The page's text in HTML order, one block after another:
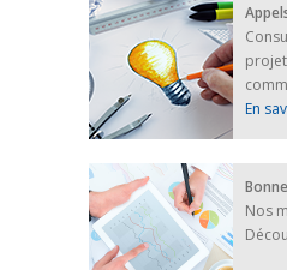
Afin d’accompagner au
ukrainiens arrivés en
FEUILLETER
En
Nos